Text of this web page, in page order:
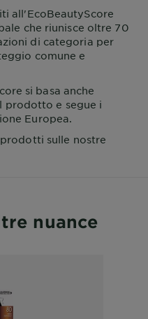
all'EcoBeautyScore
che riunisce oltre 70
di categoria per
comune e
si basa anche
prodotto e segue i
Europea.
sulle nostre
nuance